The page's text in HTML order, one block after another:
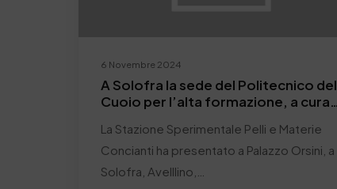
6 Novembre 2024
A Solofra la sede del Politecnico del
Cuoio per l’alta formazione, a cura
Moda Campania e SSIP
La Stazione Sperimentale Pelli e Materie
Concianti ha presentato a Palazzo Orsini, a
Solofra, Avelllino,…